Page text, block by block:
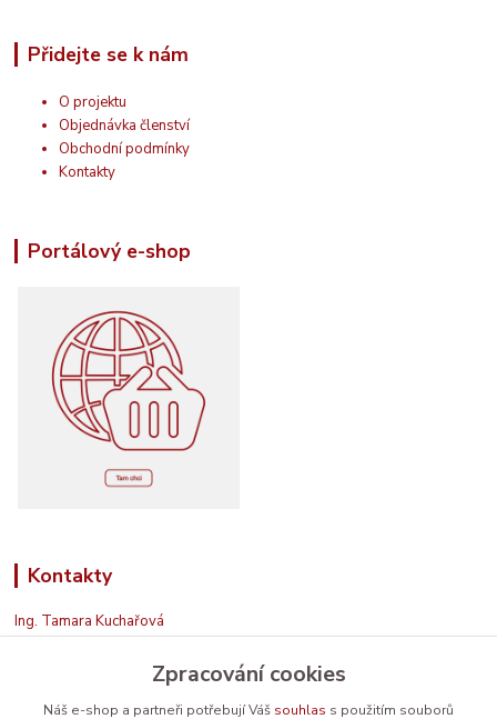
Přidejte se k nám
O projektu
Objednávka členství
Obchodní podmínky
Kontakty
Portálový e-shop
Kontakty
Ing. Tamara Kuchařová
+420 774 687 150
Jsem na příjmu. Když nemohu, zavolám zpět.
info@prodavamesrdcem.cz
Zpracování cookies
Náš e-shop a partneři potřebují Váš souhlas s použitím souborů